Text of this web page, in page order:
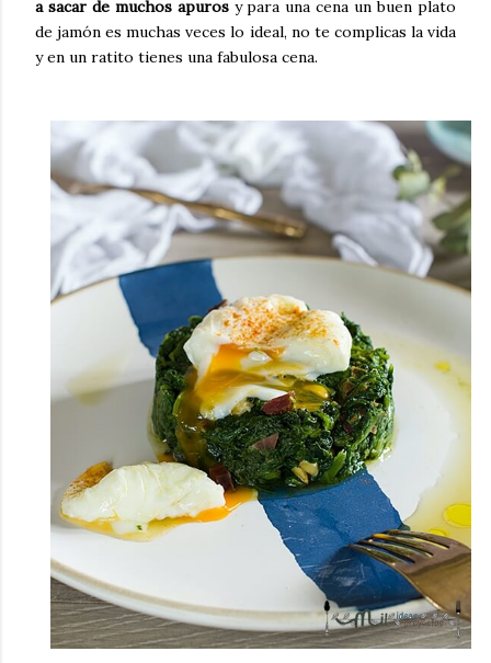
a sacar de muchos apurosy para una cena un buen plato
de jamón es muchas veces lo ideal, no te complicas la vida
y en un ratito tienes una fabulosa cena.